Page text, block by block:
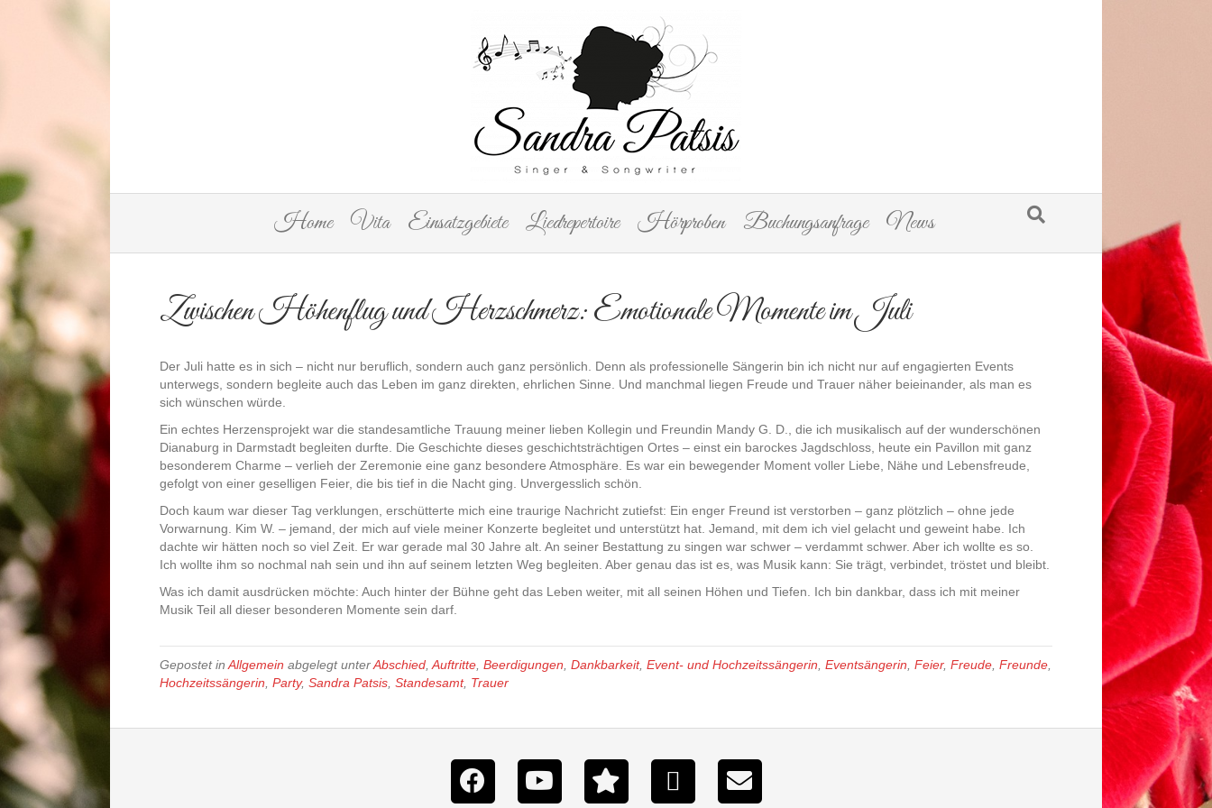
Home Vita Einsatzgebiete Liedrepertoire Hörproben Buchungsanfrage News
Zwischen Höhenflug und Herzschmerz: Emotionale Momente im Juli
Der Juli hatte es in sich – nicht nur beruflich, sondern auch ganz persönlich. Denn als professionelle Sängerin bin ich nicht nur auf engagierten Events
unterwegs, sondern begleite auch das Leben im ganz direkten, ehrlichen Sinne. Und manchmal liegen Freude und Trauer näher beieinander, als man es
sich wünschen würde.
Ein echtes Herzensprojekt war die standesamtliche Trauung meiner lieben Kollegin und Freundin Mandy G. D., die ich musikalisch auf der wunderschönen
Dianaburg in Darmstadt begleiten durfte. Die Geschichte dieses geschichtsträchtigen Ortes – einst ein barockes Jagdschloss, heute ein Pavillon mit ganz
besonderem Charme – verlieh der Zeremonie eine ganz besondere Atmosphäre. Es war ein bewegender Moment voller Liebe, Nähe und Lebensfreude,
gefolgt von einer geselligen Feier, die bis tief in die Nacht ging. Unvergesslich schön.
Doch kaum war dieser Tag verklungen, erschütterte mich eine traurige Nachricht zutiefst: Ein enger Freund ist verstorben – ganz plötzlich – ohne jede
Vorwarnung. Kim W. – jemand, der mich auf viele meiner Konzerte begleitet und unterstützt hat. Jemand, mit dem ich viel gelacht und geweint habe. Ich
dachte wir hätten noch so viel Zeit. Er war gerade mal 30 Jahre alt. An seiner Bestattung zu singen war schwer – verdammt schwer. Aber ich wollte es so.
Ich wollte ihm so nochmal nah sein und ihn auf seinem letzten Weg begleiten. Aber genau das ist es, was Musik kann: Sie trägt, verbindet, tröstet und bleibt.
Was ich damit ausdrücken möchte: Auch hinter der Bühne geht das Leben weiter, mit all seinen Höhen und Tiefen. Ich bin dankbar, dass ich mit meiner
Musik Teil all dieser besonderen Momente sein darf.
Gepostet in Allgemein abgelegt unterAbschied Auftritte Beerdigungen Dankbarkeit, Event- und Hochzeitssängerin Eventsängerin Feier, Freude Freunde
Hochzeitssängerin Party, Sandra Patsis Standesamt, Trauer